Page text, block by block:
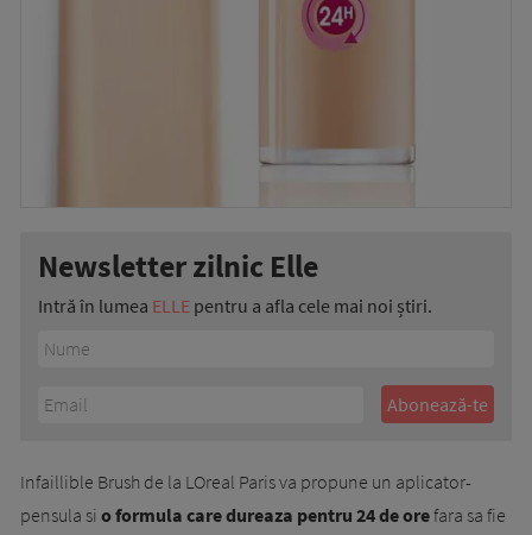
Newsletter zilnic Elle
Intră în lumea ELLE pentru a afla cele mai noi știri.
Infaillible Brush de la LOreal Paris va propune un aplicator-
pensula si o formula care dureaza pentru 24 de orefara sa fie